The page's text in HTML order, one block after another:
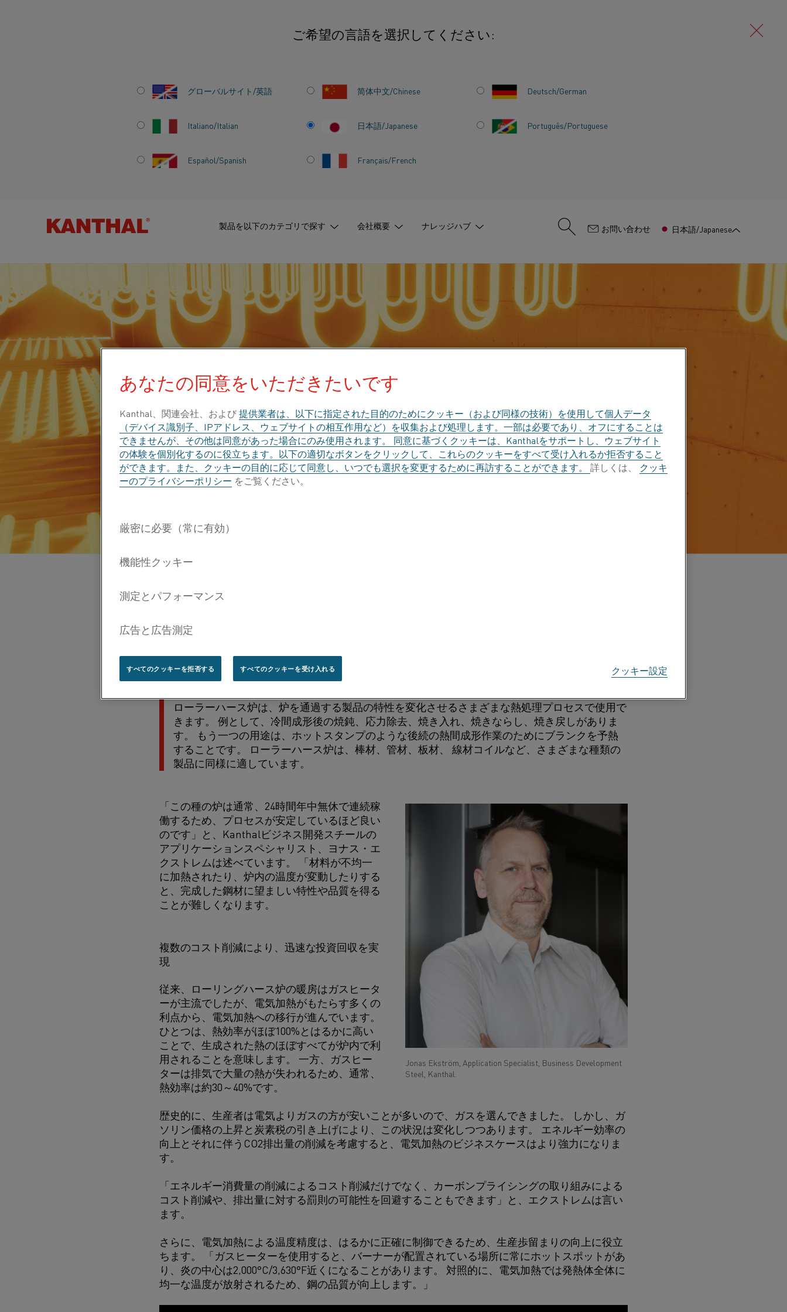
ご希望の言語を選択してください:
グローバルサイト/英語 简体中文/Chinese Deutsch/German
Italiano/Italian 日本語/Japanese Português/Portuguese
Español/Spanish Français/French
製品を以下のカテゴリで探す 会社概要 ナレッジハブ : お問い合わせ 日本語/Japanese
連続炉 ローラーハース炉におけるガス加熱に対する電気加熱の利点
ローラーハース炉にお
けるガス加熱に対する
電気加熱の利点
鉄鋼メーカーは、ローラーハース炉のヒーターを従来のガ
スヒーターから電気ヒーターに切り替えることで、温度制
大幅に向上させるとともに、エネルギー効率を大幅に
改善し、
の特性を変化させるために不可欠です。 炉の大きさや温度には大きな差がありますが、それに関係
なく、制御された均一な熱は最終製品の品質にとって極めて重要です。
ローラーハース炉プロセスの概要
ローラーハース炉は、炉を通過する製品の特性を変化させるさまざまな熱処理プロセスで使用で
きます。 例として、 冷間成形後の焼鈍、応力除去、焼き入れ、 焼きならし 、焼き戻しがありま
す。 もう一つの用途は、 ホットスタンプのような後続の熱間成形作業のためにブランクを予熱
することです。
ローラーハース炉は、 棒材、管材、 板材、 線材コイルなど、 さまざまな種類の
製品に同様に適しています。
Jonas Ekström, Application Specialist, Business Development
Steel, Kanthal.
「この種の炉は通常、24時間年中無休で連続稼
働するため、プロセスが安定しているほど良い
のです」と、Kanthalビジネス開発スチールの
アプリケーションスペシャリスト、ヨナス・エ
クストレムは述べています。 「材料が不均一
に加熱されたり、炉内の温度が変動したりする
と、完成した鋼材に望ましい特性や品質を得る
ことが難しくなります。
複数のコスト削減により、迅速な投資回収を実
現
従来、ローリングハース炉の暖房はガスヒータ
ーが主流でしたが、電気加熱がもたらす多くの
利点から、電気加熱への移行が進んでいます。
ひとつは、熱効率がほぼ100%とはるかに高い
ことで、生成された熱のほぼすべてが炉内で利
用されることを意味します。 一方、ガスヒー
ターは排気で大量の熱が失われるため、通常、
熱効率は約30～40%です。
歴史的に、生産者は電気よりガスの方が安いことが多いので、ガスを選んできました。 しかし、ガ
ソリン価格の上昇と炭素税の引き上げにより、この状況は変化しつつあります。 エネルギー効率の
向上とそれに伴うCO2排出量の削減を考慮すると、電気加熱のビジネスケースはより強力になりま
す。
「エネルギー消費量の削減によるコスト削減だけでなく、カーボンプライシングの取り組みによる
コスト削減や、排出量に対する罰則の可能性を回避することもできます」と、エクストレムは言い
ます。
さらに、電気加熱による温度精度は、はるかに正確に制御できるため、生産歩留まりの向上に役立
ちます。 「ガスヒーターを使用すると、バーナーが配置されている場所に常にホットスポットがあ
り、炎の中心は2,000°C/3,630°F近くになることがあります。 対照的に、電気加熱では発熱体全体に
均一な温度が放射されるため、鋼の品質が向上します。」
あなたの同意をいただきたいです
Kanthal、関連会社、および提供業者は、以下に指定された目的のためにクッキー（および同様の技術）を使用して個人データ
（デバイス識別子、IPアドレス、ウェブサイトの相互作用など）を収集および処理します。一部は必要であり、オフにすることは
できませんが、その他は同意があった場合にのみ使用されます。 同意に基づくクッキーは、Kanthalをサポートし、ウェブサイト
の体験を個別化するのに役立ちます。以下の適切なボタンをクリックして、これらのクッキーをすべて受け入れるか拒否すること
ができます。また、クッキーの目的に応じて同意し、いつでも選択を変更するために再訪することができます。 詳しくは、 クッキ
ーのプライバシーポリシー をご覧ください。
クッキー設定
すべてのクッキーを拒否する すべてのクッキーを受け入れる